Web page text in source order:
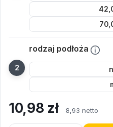
rodzaj podłoża
10,98 zł 8,93 netto